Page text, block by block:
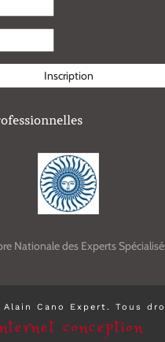
Inscription
Nationale des Experts
Cano Expert. Tous
conception